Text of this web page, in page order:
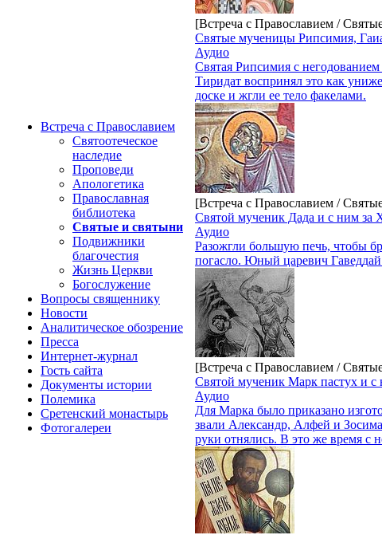
Встреча с Православием
Святоотеческое
наследие
Проповеди
Апологетика
Православная
библиотека
Святые и святыни
Подвижники
благочестия
Жизнь Церкви
Богослужение
Вопросы священнику
Новости
Аналитическое обозрение
Пресса
Интернет-журнал
Гость сайта
Документы истории
Полемика
Сретенский монастырь
Фотогалереи
[Встреча с Православием /
Cвятые мученицы Рипсимия,
Аудио
Святая Рипсимия с
Тиридат воспринял это как
доске и жгли ее тело факелами.
[Встреча с Православием /
Cвятой мученик Дада и с ним за
Аудио
Разожгли большую печь, чтобы
погасло. Юный царевич
[Встреча с Православием /
Святой мученик Марк пастух и
Аудио
Для Марка было приказано
звали Александр, Алфей и
руки отнялись. В это же время с